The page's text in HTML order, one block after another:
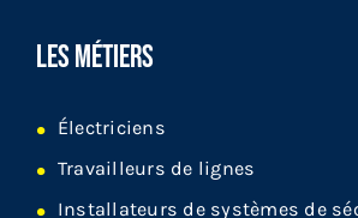
LES MÉTIERS
Électriciens
Travailleurs de lignes
Installateurs de systèmes de